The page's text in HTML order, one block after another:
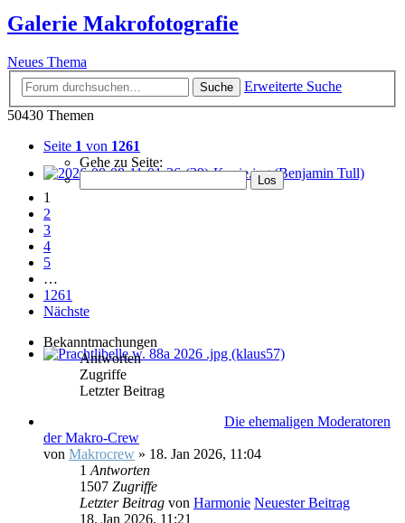
Galerie Makrofotografie
Neues Thema
Suche
Erweiterte Suche
50430 Themen
Seite 1 von 1261
Gehe zu Seite:
1
2
3
4
5
…
1261
Nächste
Bekanntmachungen
Antworten
Zugriffe
Letzter Beitrag
Die ehemaligen Moderatoren
der Makro-Crew
von Makrocrew » 18. Jan 2026, 11:04
1 Antworten
1507 Zugriffe
Letzter Beitrag von Harmonie Neuester Beitrag
18. Jan 2026, 11:21